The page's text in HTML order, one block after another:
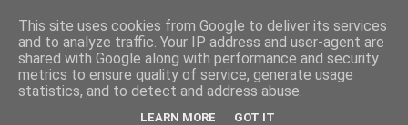
This site uses cookies from Google to deliver its services
and to analyze traffic. Your IP address and user-agent are
shared with Google along with performance and security
metrics to ensure quality of service, generate usage
statistics, and to detect and address abuse.
LEARN MORE GOT IT